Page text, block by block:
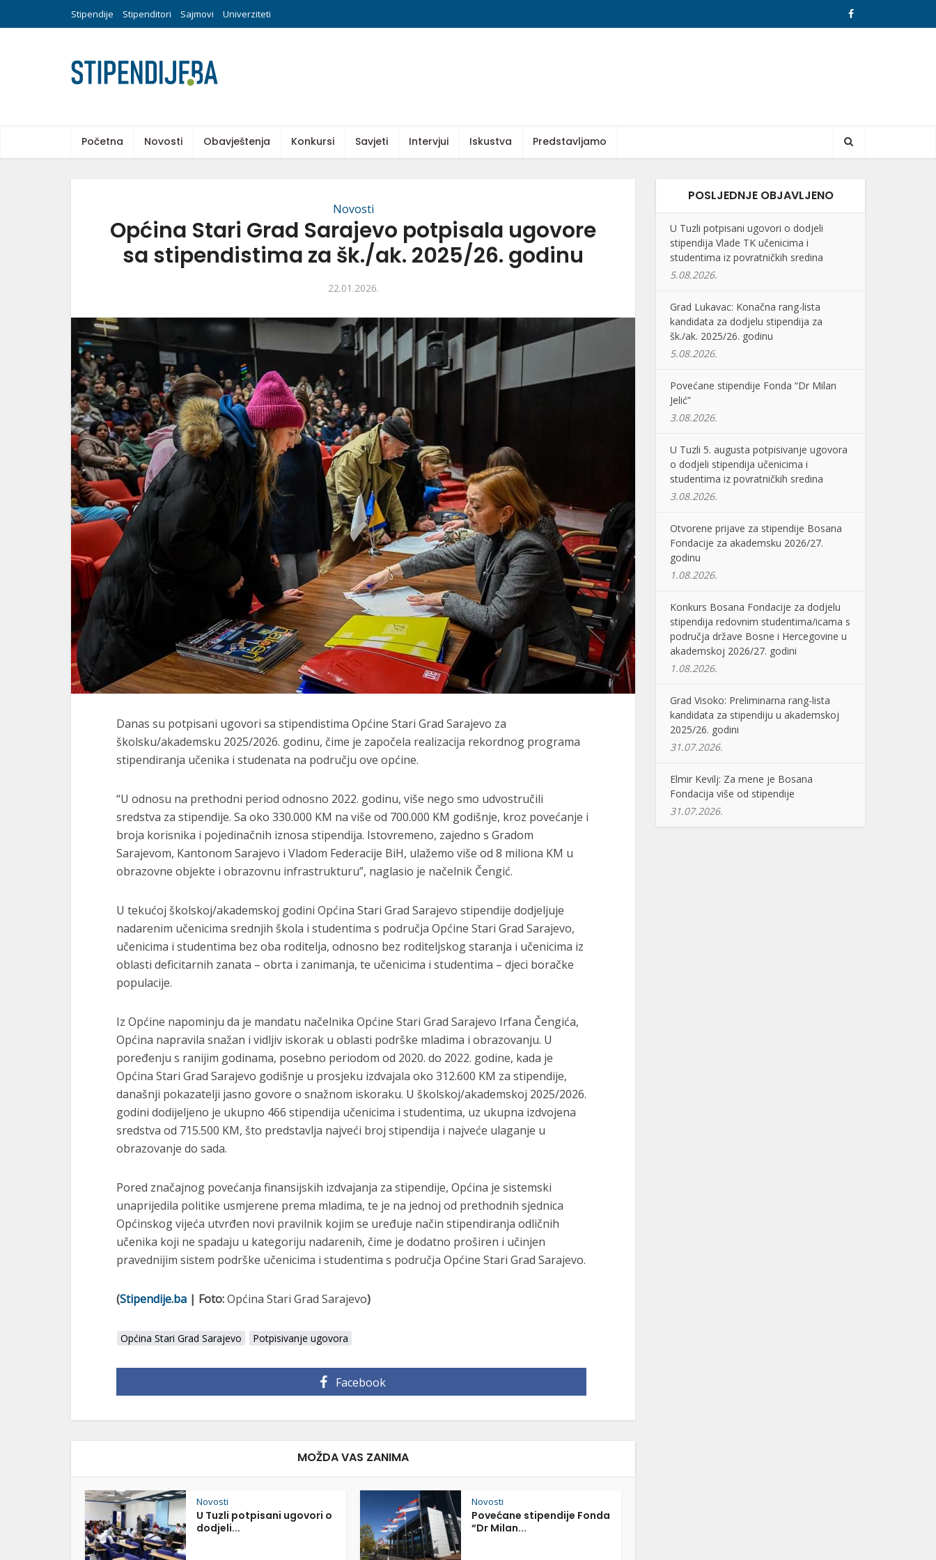
Stipendije Stipenditori Sajmovi Univerziteti
Početna Novosti Obavještenja Konkursi Savjeti Intervjui Iskustva Predstavljamo
Novosti
Općina Stari Grad Sarajevo potpisala ugovore
sa stipendistima za šk./ak. 2025/26. godinu
22.01.2026.
Danas su potpisani ugovori sa stipendistima Općine Stari Grad Sarajevo za
školsku/akademsku 2025/2026. godinu, čime je započela realizacija rekordnog programa
stipendiranja učenika i studenata na području ove općine.
“U odnosu na prethodni period odnosno 2022. godinu, više nego smo udvostručili
sredstva za stipendije. Sa oko 330.000 KM na više od 700.000 KM godišnje, kroz povećanje i
broja korisnika i pojedinačnih iznosa stipendija. Istovremeno, zajedno s Gradom
Sarajevom, Kantonom Sarajevo i Vladom Federacije BiH, ulažemo više od 8 miliona KM u
obrazovne objekte i obrazovnu infrastrukturu”, naglasio je načelnik Čengić.
U tekućoj školskoj/akademskoj godini Općina Stari Grad Sarajevo stipendije dodjeljuje
nadarenim učenicima srednjih škola i studentima s područja Općine Stari Grad Sarajevo,
učenicima i studentima bez oba roditelja, odnosno bez roditeljskog staranja i učenicima iz
oblasti deficitarnih zanata – obrta i zanimanja, te učenicima i studentima – djeci boračke
populacije.
Iz Općine napominju da je mandatu načelnika Općine Stari Grad Sarajevo Irfana Čengića,
Općina napravila snažan i vidljiv iskorak u oblasti podrške mladima i obrazovanju. U
poređenju s ranijim godinama, posebno periodom od 2020. do 2022. godine, kada je
Općina Stari Grad Sarajevo godišnje u prosjeku izdvajala oko 312.600 KM za stipendije,
današnji pokazatelji jasno govore o snažnom iskoraku. U školskoj/akademskoj 2025/2026.
godini dodijeljeno je ukupno 466 stipendija učenicima i studentima, uz ukupna izdvojena
sredstva od 715.500 KM, što predstavlja najveći broj stipendija i najveće ulaganje u
obrazovanje do sada.
Pored značajnog povećanja finansijskih izdvajanja za stipendije, Općina je sistemski
unaprijedila politike usmjerene prema mladima, te je na jednoj od prethodnih sjednica
Općinskog vijeća utvrđen novi pravilnik kojim se uređuje način stipendiranja odličnih
učenika koji ne spadaju u kategoriju nadarenih, čime je dodatno proširen i učinjen
pravednijim sistem podrške učenicima i studentima s područja Općine Stari Grad Sarajevo.
(Stipendije.ba | Foto:Općina Stari Grad Sarajevo)
Općina Stari Grad Sarajevo Potpisivanje ugovora
Facebook
MOŽDA VAS ZANIMA
Novosti
U Tuzli potpisani ugovori o
dodjeli...
Novosti
Povećane stipendije Fonda
“Dr Milan...
POSLJEDNJE OBJAVLJENO
U Tuzli potpisani ugovori o dodjeli
stipendija Vlade TK učenicima i
studentima iz povratničkih sredina
5.08.2026.
Grad Lukavac: Konačna rang-lista
kandidata za dodjelu stipendija za
šk./ak. 2025/26. godinu
5.08.2026.
Povećane stipendije Fonda “Dr Milan
Jelić”
3.08.2026.
U Tuzli 5. augusta potpisivanje ugovora
o dodjeli stipendija učenicima i
studentima iz povratničkih sredina
3.08.2026.
Otvorene prijave za stipendije Bosana
Fondacije za akademsku 2026/27.
godinu
1.08.2026.
Konkurs Bosana Fondacije za dodjelu
stipendija redovnim studentima/icama s
područja države Bosne i Hercegovine u
akademskoj 2026/27. godini
1.08.2026.
Grad Visoko: Preliminarna rang-lista
kandidata za stipendiju u akademskoj
2025/26. godini
31.07.2026.
Elmir Kevilj: Za mene je Bosana
Fondacija više od stipendije
31.07.2026.